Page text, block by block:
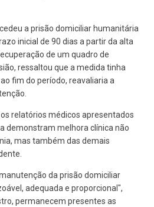
a prisão domiciliar humanitária
inicial de 90 dias a partir da alta
de um quadro de
ressaltou que a medida tinha
fim do período, reavaliaria a
relatórios médicos apresentados
demonstram melhora clínica não
mas também das demais
da prisão domiciliar
adequada e proporcional",
permanecem presentes as